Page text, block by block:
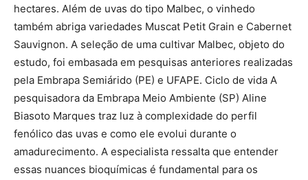
hectares. Além de uvas do tipo Malbec, o vinhedo
também abriga variedades Muscat Petit Grain e Cabernet
Sauvignon. A seleção de uma cultivar Malbec, objeto do
estudo, foi embasada em pesquisas anteriores realizadas
pela Embrapa Semiárido (PE) e UFAPE. Ciclo de vida A
pesquisadora da Embrapa Meio Ambiente (SP) Aline
Biasoto Marques traz luz à complexidade do perfil
fenólico das uvas e como ele evolui durante o
amadurecimento. A especialista ressalta que entender
essas nuances bioquímicas é fundamental para os